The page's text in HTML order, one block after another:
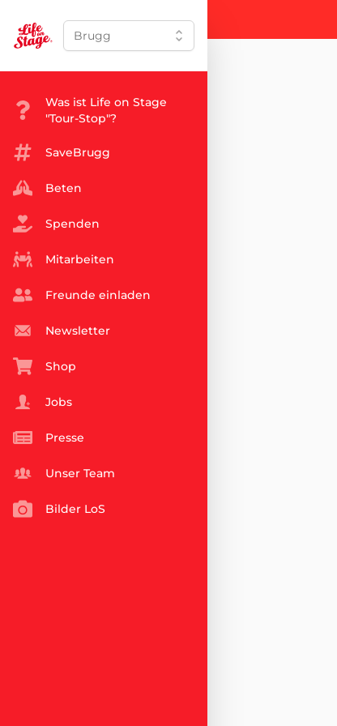
Brugg
Was ist Life on Stage
"Tour-Stop"?
SaveBrugg
Beten
Spenden
Mitarbeiten
Freunde einladen
Newsletter
Shop
Jobs
Presse
Unser Team
Bilder LoS